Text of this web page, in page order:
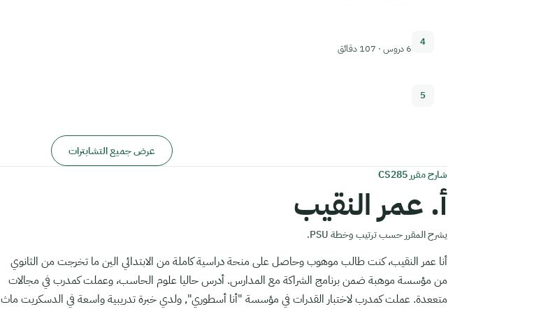
4
6 دروس · 107 دقائق
5
عرض جميع التشابترات
شارح مقرر CS285
أ. عمر النقيب
يشرح المقرر حسب ترتيب وخطة PSU.
أنا عمر النقيب، كنت طالب موهوب وحاصل على منحة دراسية كاملة من الابتدائي الين ما تخرجت من الثانوي
من مؤسسة موهبة ضمن برنامج الشراكة مع المدارس. أدرس حاليا علوم الحاسب، وعملت كمدرب في مجالات
متععدة. عملت كمدرب لاختبار القدرات في مؤسسة "أنا أسطوري", ولدي خبرة تدريبية واسعة في الدسكريت ماث